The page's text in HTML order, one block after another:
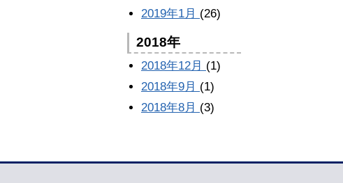
2019年1月 (26)
2018年
2018年12月 (1)
2018年9月 (1)
2018年8月 (3)